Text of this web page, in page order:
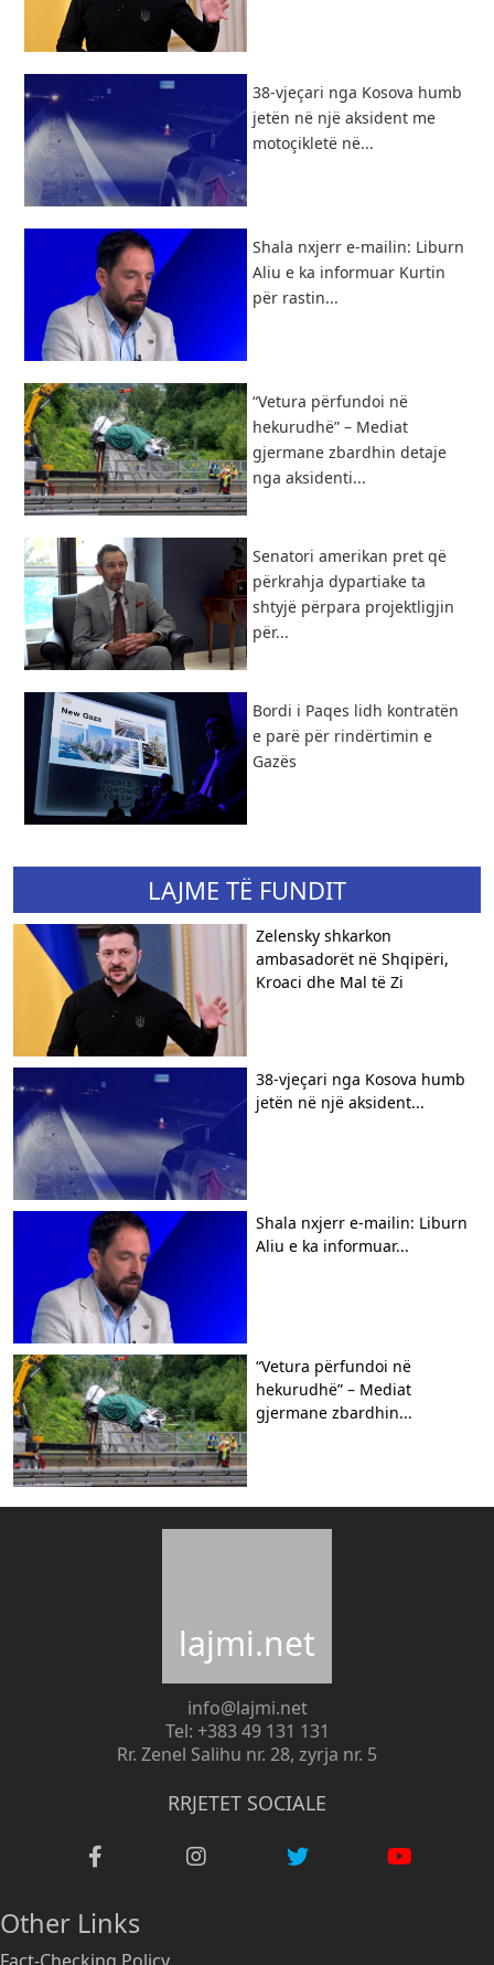
38-vjeçari nga Kosova humb
jetën në një aksident me
motoçikletë në...
Shala nxjerr e-mailin: Liburn
Aliu e ka informuar Kurtin
për rastin...
“Vetura përfundoi në
hekurudhë” – Mediat
gjermane zbardhin detaje
nga aksidenti...
Senatori amerikan pret që
përkrahja dypartiake ta
shtyjë përpara projektligjin
për...
Bordi i Paqes lidh kontratën
e parë për rindërtimin e
Gazës
LAJME TË FUNDIT
Zelensky shkarkon
ambasadorët në Shqipëri,
Kroaci dhe Mal të Zi
38-vjeçari nga Kosova humb
jetën në një aksident...
Shala nxjerr e-mailin: Liburn
Aliu e ka informuar...
“Vetura përfundoi në
hekurudhë” – Mediat
gjermane zbardhin...
lajmi.net
info@lajmi.net
Tel: +383 49 131 131
Rr. Zenel Salihu nr. 28, zyrja nr. 5
RRJETET SOCIALE
Other Links